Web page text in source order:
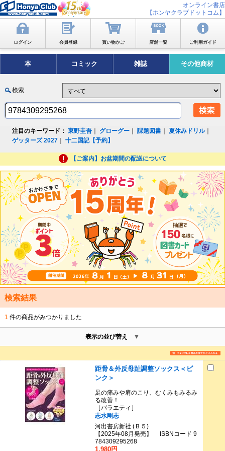
オンライン書店
【ホンヤクラブドットコム】
ログイン 会員登録 買い物かご 店舗一覧 ご利用ガイド
本 コミック 雑誌 その他商材
検索
注目のキーワード： 東野圭吾 グローグー ｜課題図書 ｜夏休みドリル｜
ゲッターズ 2027 ｜十二国記【予約】
【ご案内】お盆期間の配送について
検索結果
1 件の商品がみつかりました
表示の並び替え
距骨＆外反母趾調整ソックス＜ピ
ンク＞
足の痛みや肩のこり、むくみもみるみ
る改善！
［バラエティ］
志水剛志
河出書房新社 (Ｂ５)
【2025年08月発売】 ISBNコード 9
784309295268
1,980円